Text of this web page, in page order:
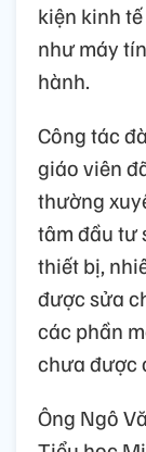
kiện kinh
như máy
hành.
Công tác
giáo viên
thường
tâm đầu tư
thiết bị,
được sửa
các phần
chưa được
Ông Ngô